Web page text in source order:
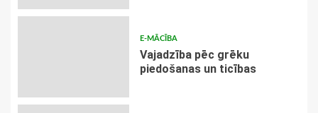
E-MĀCĪBA
Vajadzība pēc grēku
piedošanas un ticības